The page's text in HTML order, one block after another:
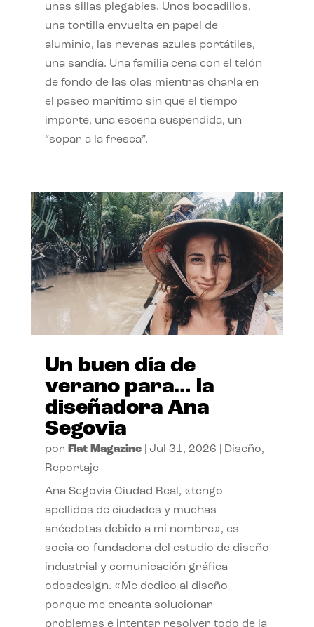
unas sillas plegables. Unos bocadillos,
una tortilla envuelta en papel de
aluminio, las neveras azules portátiles,
una sandía. Una familia cena con el telón
de fondo de las olas mientras charla en
el paseo marítimo sin que el tiempo
importe, una escena suspendida, un
“sopar a la fresca”.
Un buen día de
verano para… la
diseñadora Ana
Segovia
por Flat Magazine| Jul 31, 2026 Diseño,
Reportaje
Ana Segovia Ciudad Real, «tengo
apellidos de ciudades y muchas
anécdotas debido a mi nombre», es
socia co-fundadora del estudio de diseño
industrial y comunicación gráfica
odosdesign. «Me dedico al diseño
porque me encanta solucionar
problemas e intentar resolver todo de la